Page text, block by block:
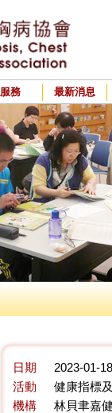
服務 最新消息
日期
2023-01-18
活動
健康指標
機構
林貝聿嘉